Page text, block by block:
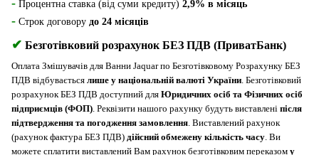
Процентна ставка (від суми кредиту) 2,9% в місяць
- Строк договору до 24 місяців
✔ Безготівковий розрахунок БЕЗ ПДВ (ПриватБанк)
Оплата Змішувачів для Ванни Jaquar по Безготівковому Розрахунку БЕЗ
ПДВ відбувається лише у національній валюті України . Безготівковий
розрахунок БЕЗ ПДВ доступний для Юридичних осіб та Фізичних осіб
підприємців (ФОП) . Реквізити нашого рахунку будуть виставлені після
підтвердження та погодження замовлення . Виставлений рахунок
(рахунок фактура БЕЗ ПДВ) дійсний обмежену кількість часу . Ви
можете сплатити виставлений Вам рахунок безготівковим переказом у